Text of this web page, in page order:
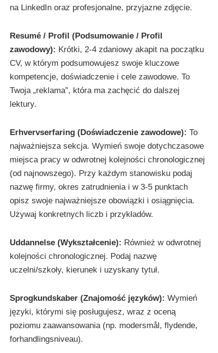
na LinkedIn oraz profesjonalne, przyjazne zdjęcie.
Resumé / Profil (Podsumowanie / Profil
zawodowy): Krótki, 2-4 zdaniowy akapit na początku
CV, w którym podsumowujesz swoje kluczowe
kompetencje, doświadczenie i cele zawodowe. To
Twoja „reklama”, która ma zachęcić do dalszej
lektury.
Erhvervserfaring (Doświadczenie zawodowe): To
najważniejsza sekcja. Wymień swoje dotychczasowe
miejsca pracy w odwrotnej kolejności chronologicznej
(od najnowszego). Przy każdym stanowisku podaj
nazwę firmy, okres zatrudnienia i w 3-5 punktach
opisz swoje najważniejsze obowiązki i osiągnięcia.
Używaj konkretnych liczb i przykładów.
Uddannelse (Wykształcenie): Również w odwrotnej
kolejności chronologicznej. Podaj nazwę
uczelni/szkoły, kierunek i uzyskany tytuł.
Sprogkundskaber (Znajomość języków): Wymień
języki, którymi się posługujesz, wraz z oceną
poziomu zaawansowania (np. modersmål, flydende,
forhandlingsniveau).